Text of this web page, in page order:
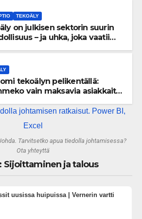
TEKOÄLY
on julkisen sektorin suurin
– ja uhka, joka vaatii
tekoälyn pelikentällä:
vain maksavia asiakkaita
Tarvitsetko apua tiedolla johtamisessa?
Ota yhteyttä
Sijoittaminen ja talous
uusissa huipuissa | Vernerin vartti